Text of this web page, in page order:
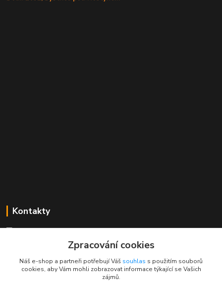
Kontakty
+420 725 613 837
info@rajklubicek.cz
Zpracování cookies
Náš e-shop a partneři potřebují Váš souhlas s použitím souborů
cookies, aby Vám mohli zobrazovat informace týkající se Vašich
zájmů.